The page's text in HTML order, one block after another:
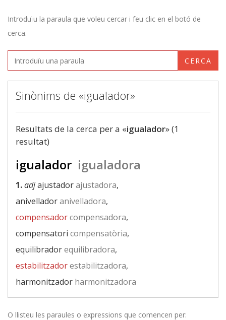
Introduïu la paraula que voleu cercar i feu clic en el botó de
cerca.
CERCA
Sinònims de «igualador»
Resultats de la cerca per a «igualador» (1
resultat)
igualador igualadora
1.adjajustadorajustadora,
anivelladoranivelladora,
compensadorcompensadora,
compensatori compensatòria,
equilibradorequilibradora,
estabilitzadorestabilitzadora,
harmonitzador harmonitzadora
O llisteu les paraules o expressions que comencen per: